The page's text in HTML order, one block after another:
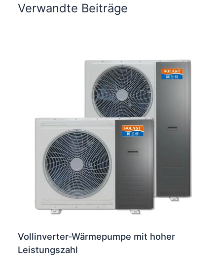
Verwandte Beiträge
Vollinverter-Wärmepumpe mit hoher
Leistungszahl